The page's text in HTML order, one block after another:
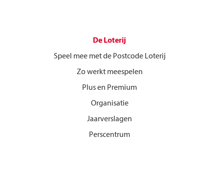
De Loterij
Speel mee met de Postcode Loterij
Zo werkt meespelen
Plus en Premium
Organisatie
Jaarverslagen
Perscentrum